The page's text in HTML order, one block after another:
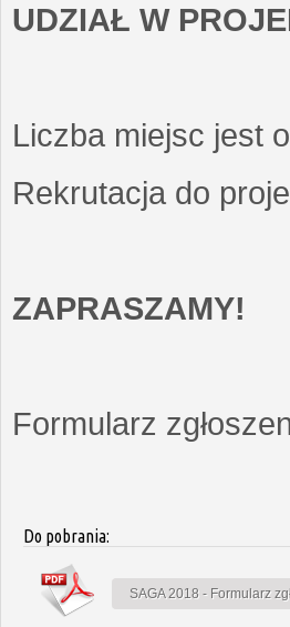
UDZIAŁ W
Liczba miejsc jest
Rekrutacja do
ZAPRASZAMY!
Formularz
Do pobrania:
SAGA 2018 - Formularz